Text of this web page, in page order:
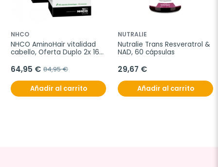
NHCO
NHCO AminoHair vitalidad
cabello, Oferta Duplo 2x 168
64,95 € 84,95 €
Añadir al carrito
NUTRALIE
Nutralie Trans Resveratrol &
NAD, 60 cápsulas
29,67 €
Añadir al carrito